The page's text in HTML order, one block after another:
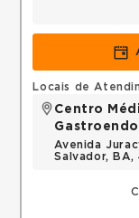
Locais de
Centro
Gastroendo
Avenida
Salvador, BA,